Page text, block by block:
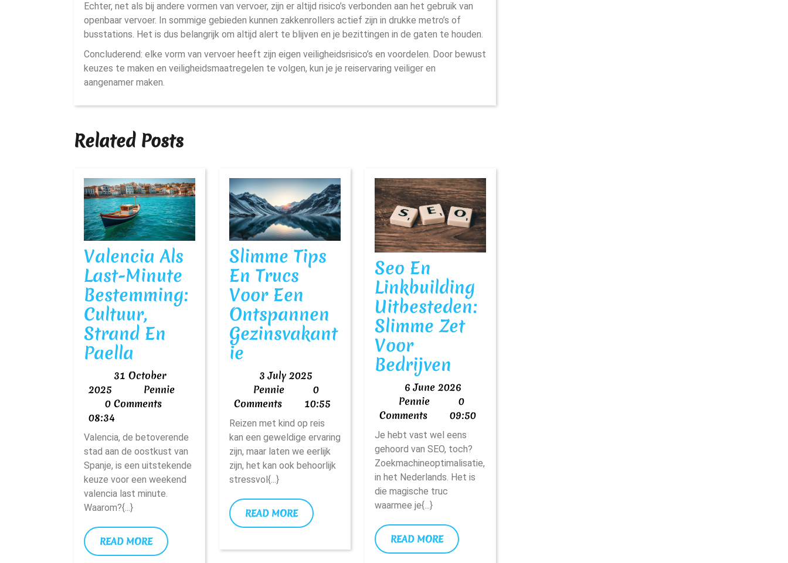
Echter, net als bij andere vormen van vervoer, zijn er altijd risico’s verbonden aan het gebruik van
openbaar vervoer. In sommige gebieden kunnen zakkenrollers actief zijn in drukke metro’s of
busstations. Het is dus belangrijk om altijd alert te blijven en je bezittingen in de gaten te houden.
Concluderend: elke vorm van vervoer heeft zijn eigen veiligheidsrisico’s en voordelen. Door bewust
keuzes te maken en veiligheidsmaatregelen te volgen, kun je je reiservaring veiliger en
aangenamer maken.
Related Posts
Valencia Als
Last-Minute
Bestemming:
Cultuur,
Strand En
Paella
Als
Last-
Minute
Bestemming:
Cultuur,
Strand
En
31 October
2025
October
2025
PenniePennie
0 Comments
08:34
Valencia, de betoverende
stad aan de oostkust van
Spanje, is een uitstekende
keuze voor een weekend
valencia last minute.
Waarom?{...}
READ MOREREAD
MORE
Slimme Tips
En Trucs
Voor Een
Ontspannen
Gezinsvakant
Ie
Tips
En
Trucs
Voor
Een
Ontspannen
Gezinsvakantie
3 July 2025
July
2025
PenniePennie0
Comments
10:55
Reizen met kind op reis
kan een geweldige ervaring
zijn, maar laten we eerlijk
zijn, het kan ook behoorlijk
stressvol{...}
READ MOREREAD
MORE
Seo En
Linkbuilding
Uitbesteden:
Slimme Zet
Voor
Bedrijven
En
Linkbuilding
Uitbesteden:
Slimme
Zet
Voor
6 June 2026
June
2026
PenniePennie0
Comments
09:50
Je hebt vast wel eens
gehoord van SEO, toch?
Zoekmachineoptimalisatie,
in het Nederlands. Het is
die magische truc
waarmee je{...}
READ MOREREAD
MORE